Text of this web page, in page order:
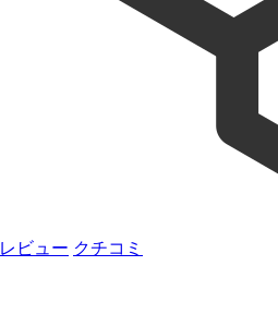
レビュー クチコミ